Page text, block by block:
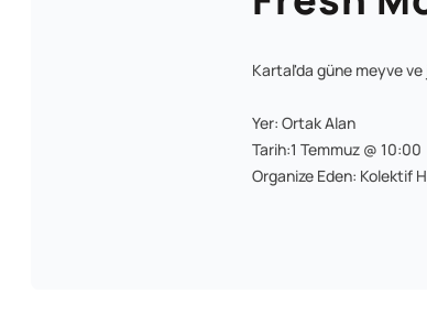
Kartal'da güne meyve
Yer: Ortak Alan
Tarih:1 Temmuz @ 10:00
Organize Eden: Kolektif